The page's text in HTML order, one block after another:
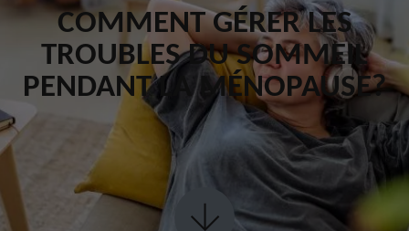
COMMENT GÉRER LES
TROUBLES DU SOMMEIL
PENDANT LA MÉNOPAUSE?